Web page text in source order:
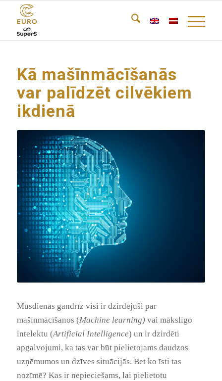
Kā mašīnmācīšanās
var palīdzēt cilvēkiem
ikdienā
Mūsdienās gandrīz visi ir dzirdējuši par
mašīnmācīšanos (Machine learning) vai mākslīgo
intelektu (Artificial Intelligence) un ir dzirdēti
apgalvojumi, ka tas var būt pielietojams daudzos
uzņēmumos un dzīves situācijās. Bet ko īsti tas
nozīmē? Kas ir nepieciešams, lai pielietotu